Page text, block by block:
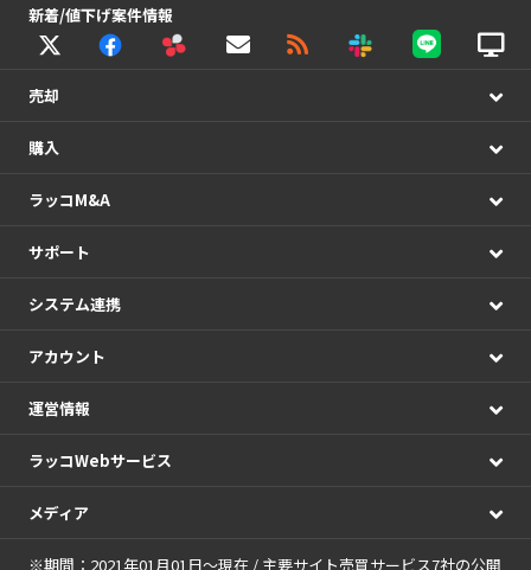
新着/値下げ案件情報
売却
購入
ラッコM&A
サポート
システム連携
アカウント
運営情報
ラッコWebサービス
メディア
※期間：2021年01月01日～現在 / 主要サイト売買サービス7社の公開